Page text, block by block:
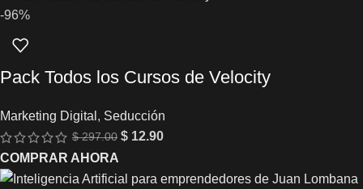
-96%
Pack Todos los Cursos de Velocity
Marketing Digital , Seducción
$297.00 $ 12.90
COMPRAR AHORA